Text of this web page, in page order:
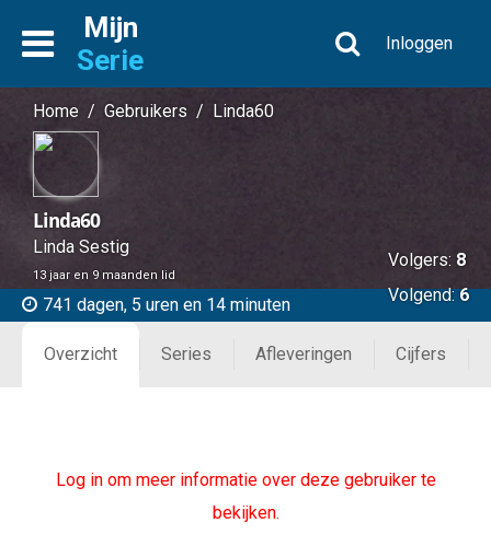
Mijn
Serie
Inloggen
Home / Gebruikers / Linda60
Linda60
Linda Sestig
13 jaar en 9 maanden lid
741 dagen, 5 uren en 14 minuten
Volgers: 8
Volgend:6
Overzicht Series Afleveringen Cijfers
Log in om meer informatie over deze gebruiker te
bekijken.